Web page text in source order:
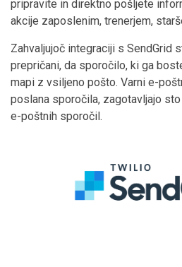
pripravite in direktno pošljete
akcije zaposlenim, trenerjem,
Zahvaljujoč integraciji s SendGrid
prepričani, da sporočilo, ki ga
mapi z vsiljeno pošto. Varni e-
poslana sporočila, zagotavljajo
e-poštnih sporočil.